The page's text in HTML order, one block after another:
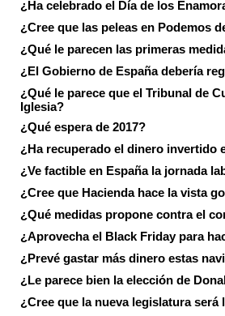
¿Ha celebrado el Día de los
¿Cree que las peleas en Podemos
¿Qué le parecen las primeras
¿El Gobierno de España debería
¿Qué le parece que el Tribunal de
Iglesia?
¿Qué espera de 2017?
¿Ha recuperado el dinero invertido
¿Ve factible en España la jornada
¿Cree que Hacienda hace la vista
¿Qué medidas propone contra el
¿Aprovecha el Black Friday para
¿Prevé gastar más dinero estas
¿Le parece bien la elección de
¿Cree que la nueva legislatura será